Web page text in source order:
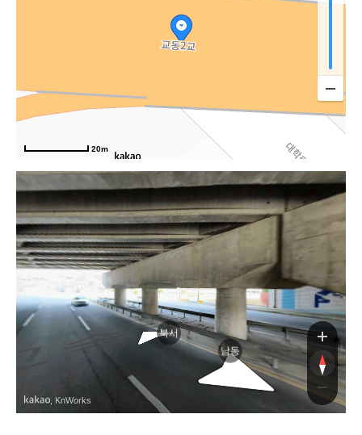
20m
북서
남동
, KnWorks